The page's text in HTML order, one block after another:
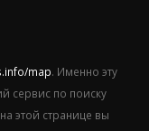
map. Именно эту
сервис по поиску
этой странице вы